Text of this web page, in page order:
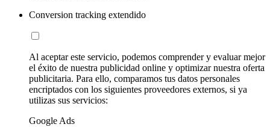
Conversion tracking extendido
Al aceptar este servicio, podemos comprender y evaluar mejor
el éxito de nuestra publicidad online y optimizar nuestra oferta
publicitaria. Para ello, comparamos tus datos personales
encriptados con los siguientes proveedores externos, si ya
utilizas sus servicios:
Google Ads